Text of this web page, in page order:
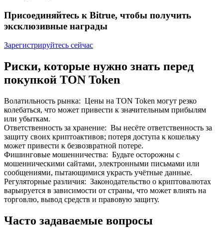
Реферал
Пригласите друга, чтобы получить денежные
вознаграждения
BTC Welcome Rewards
Присоединяйтесь к Bitrue, чтобы получить
эксклюзивные награды
Зарегистрируйтесь сейчас
Риски, которые нужно знать перед
покупкой TON Token
Волатильность рынка: Цены на TON Token могут резко
колебаться, что может привести к значительным прибылям
или убыткам.
Ответственность за хранение: Вы несёте ответственность за
защиту своих криптоактивов; потеря доступа к кошельку
может привести к безвозвратной потере.
Фишинговые мошенничества: Будьте осторожны с
мошенническими сайтами, электронными письмами или
сообщениями, пытающимися украсть учётные данные.
Регуляторные различия: Законодательство о криптовалютах
варьируется в зависимости от страны, что может влиять на
торговлю, вывод средств и правовую защиту.
Часто задаваемые вопросы